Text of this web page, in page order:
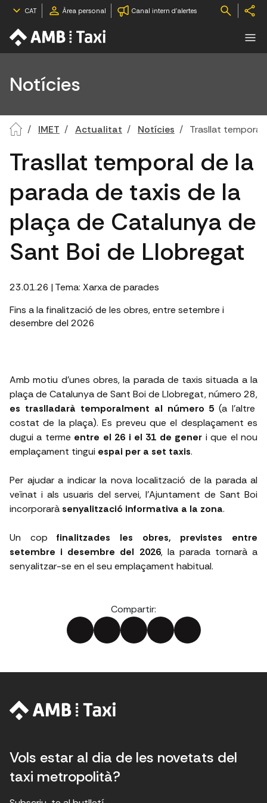
CAT Àrea personal Canal intern d'alertes
Notícies
IMET Actualitat Notícies Trasllat temporal
Trasllat temporal de la
parada de taxis de la
plaça de Catalunya de
Sant Boi de Llobregat
23.01.26 | Tema: Xarxa de parades
Fins a la finalització de les obres, entre setembre i
desembre del 2026
Amb motiu d’unes obres, la parada de taxis situada a la
plaça de Catalunya de Sant Boi de Llobregat, número 28,
es traslladarà temporalment al número 5(a l'altre
costat de la plaça). Es preveu que el desplaçament es
dugui a terme entre el 26 i el 31 de gener i que el nou
emplaçament tingui espai per a set taxis.
Per ajudar a indicar la nova localització de la parada al
veïnat i als usuaris del servei, l'Ajuntament de Sant Boi
incorporarà senyalització informativa a la zona.
Un copfinalitzades les obres, previstes entre
setembre i desembre del 2026, la parada tornarà a
senyalitzar-se en el seu emplaçament habitual.
Compartir:
Vols estar al dia de les novetats del
taxi metropolità?